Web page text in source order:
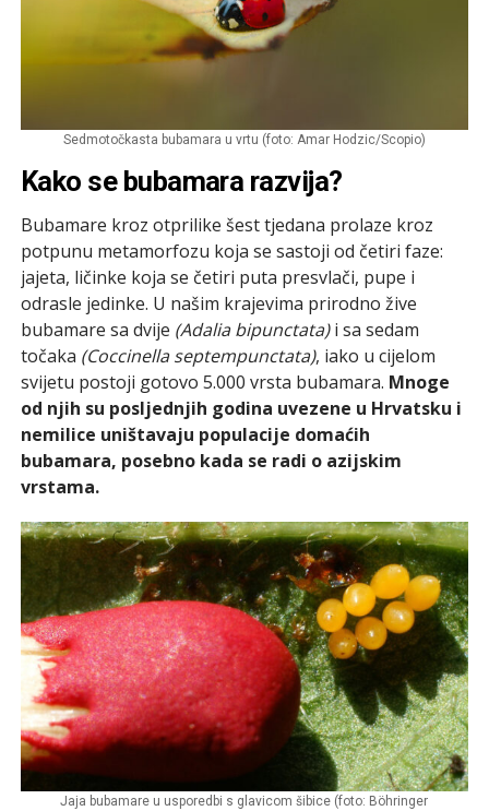
Sedmotočkasta bubamara u vrtu (foto: Amar Hodzic/Scopio)
Kako se bubamara razvija?
Bubamare kroz otprilike šest tjedana prolaze kroz
potpunu metamorfozu koja se sastoji od četiri faze:
jajeta, ličinke koja se četiri puta presvlači, pupe i
odrasle jedinke. U našim krajevima prirodno žive
bubamare sa dvije (Adalia bipunctata)i sa sedam
točaka (Coccinella septempunctata), iako u cijelom
svijetu postoji gotovo 5.000 vrsta bubamara. Mnoge
od njih su posljednjih godina uvezene u Hrvatsku i
nemilice uništavaju populacije domaćih
bubamara, posebno kada se radi o azijskim
vrstama.
Jaja bubamare u usporedbi s glavicom šibice (foto: Böhringer